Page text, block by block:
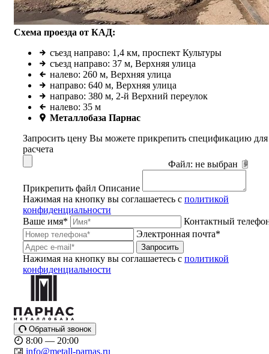
Схема проезда от КАД:
съезд направо: 1,4 км, проспект Культуры
съезд направо: 37 м, Верхняя улица
налево: 260 м, Верхняя улица
направо: 640 м, Верхняя улица
направо: 380 м, 2-й Верхний переулок
налево: 35 м
Металлобаза Парнас
Запросить цену Вы можете прикрепить спецификацию для
расчета
Файл: не выбран
Прикрепить файл Описание
Нажимая на кнопку вы соглашаетесь с политикой
конфиденциальности
Ваше имя*
Контактный
Электронная почта*
Запросить
Нажимая на кнопку вы соглашаетесь с политикой
конфиденциальности
Обратный звонок
8:00 — 20:00
info@metall-parnas.ru